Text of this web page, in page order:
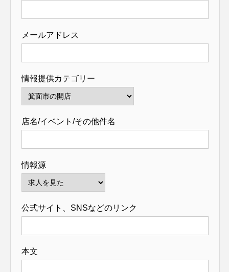
メールアドレス
情報提供カテゴリー
店名/イベント/その他件名
情報源
公式サイト、SNSなどのリンク
本文